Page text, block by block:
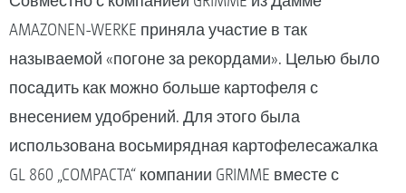
AMAZONEN-WERKE приняла участие в так
называемой «погоне за рекордами». Целью было
посадить как можно больше картофеля с
внесением удобрений. Для этого была
использована восьмирядная картофелесажалка
GL 860 „COMPACTA“ компании GRIMME вместе с